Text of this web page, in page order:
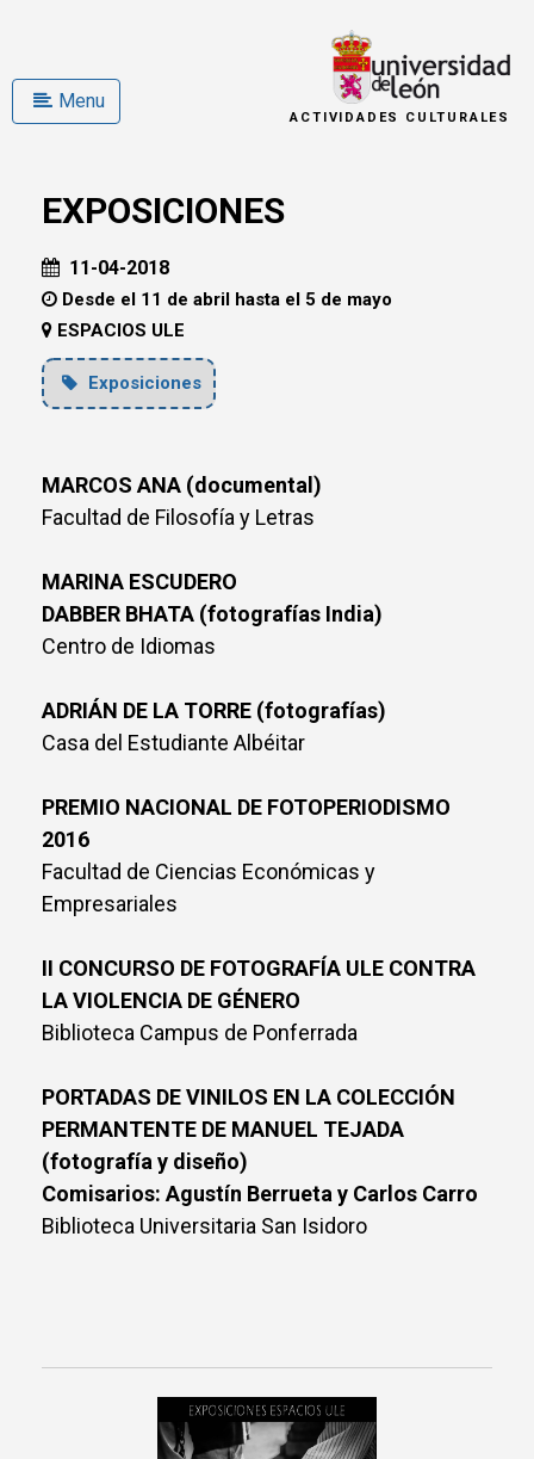
Menu
ACTIVIDADES CULTURALES
EXPOSICIONES
11-04-2018
Desde el 11 de abril hasta el 5 de mayo
ESPACIOS ULE
Exposiciones
MARCOS ANA (documental)
Facultad de Filosofía y Letras
MARINA ESCUDERO
DABBER BHATA (fotografías India)
Centro de Idiomas
ADRIÁN DE LA TORRE (fotografías)
Casa del Estudiante Albéitar
PREMIO NACIONAL DE FOTOPERIODISMO
2016
Facultad de Ciencias Económicas y
Empresariales
II CONCURSO DE FOTOGRAFÍA ULE CONTRA
LA VIOLENCIA DE GÉNERO
Biblioteca Campus de Ponferrada
PORTADAS DE VINILOS EN LA COLECCIÓN
PERMANTENTE DE MANUEL TEJADA
(fotografía y diseño)
Comisarios: Agustín Berrueta y Carlos Carro
Biblioteca Universitaria San Isidoro